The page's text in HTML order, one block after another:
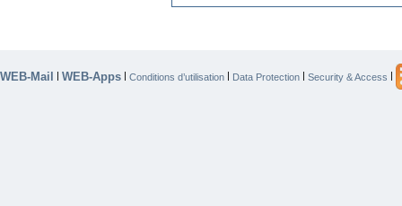
WEB-Mail | WEB-Apps | Conditions d’utilisation | Data Protection | Security & Access |